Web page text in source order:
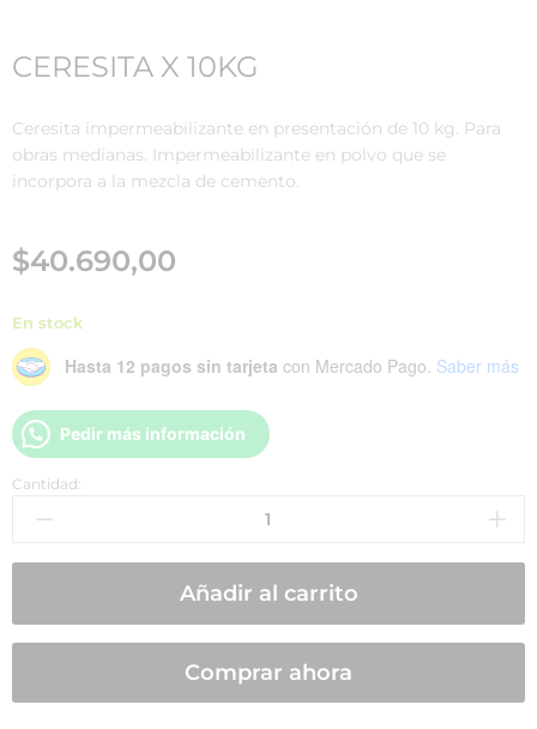
CERESITA X 10KG
Ceresita impermeabilizante en presentación de 10 kg. Para
obras medianas. Impermeabilizante en polvo que se
incorpora a la mezcla de cemento.
$40.690,00
En stock
Hasta 12 pagos sin tarjeta con Mercado Pago. Saber más
Pedir más información
Cantidad:
Añadir al carrito
Comprar ahora